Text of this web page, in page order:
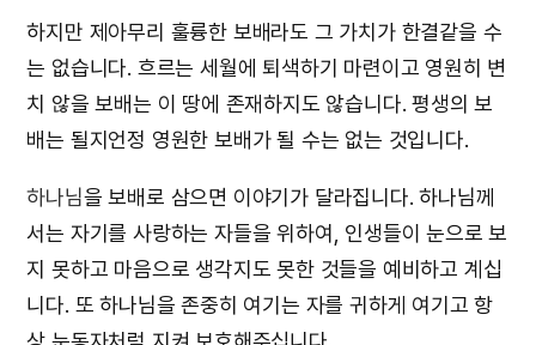
하지만 제아무리 훌륭한 보배라도 그 가치가 한결같을 수
는 없습니다. 흐르는 세월에 퇴색하기 마련이고 영원히 변
치 않을 보배는 이 땅에 존재하지도 않습니다. 평생의 보
배는 될지언정 영원한 보배가 될 수는 없는 것입니다.
하나님을 보배로 삼으면 이야기가 달라집니다. 하나님께
서는 자기를 사랑하는 자들을 위하여, 인생들이 눈으로 보
지 못하고 마음으로 생각지도 못한 것들을 예비하고 계십
니다. 또 하나님을 존중히 여기는 자를 귀하게 여기고 항